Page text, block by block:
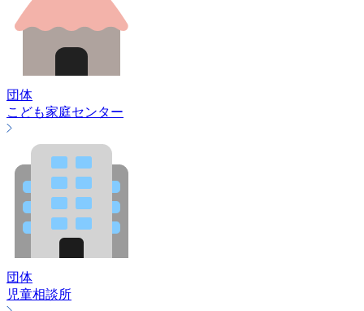
団体
こども家庭センター
団体
児童相談所